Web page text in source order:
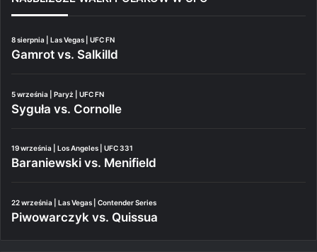
8 sierpnia | Las Vegas | UFC FN
Gamrot vs. Salkilld
5 września | Paryż | UFC FN
Syguła vs. Cornolle
19 września | Los Angeles | UFC 331
Baraniewski vs. Menifield
22 września | Las Vegas | Contender Series
Piwowarczyk vs. Quissua